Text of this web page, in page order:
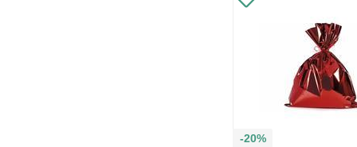
-20%